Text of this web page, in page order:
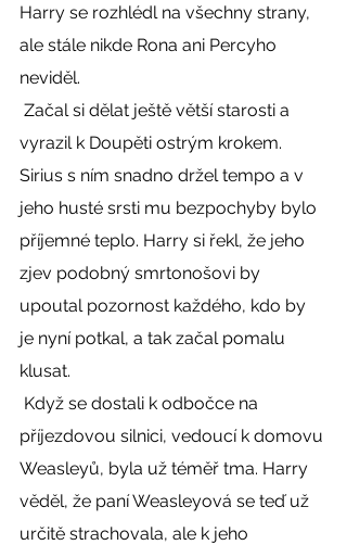
Harry se rozhlédl na všechny strany,
ale stále nikde Rona ani Percyho
neviděl.
vyrazil k Doupěti ostrým krokem.
Sirius s ním snadno držel tempo a v
jeho husté srsti mu bezpochyby bylo
příjemné teplo. Harry si řekl, že jeho
zjev podobný smrtonošovi by
upoutal pozornost každého, kdo by
je nyní potkal, a tak začal pomalu
klusat.
příjezdovou silnici, vedoucí k domovu
Weasleyů, byla už téměř tma. Harry
věděl, že paní Weasleyová se teď už
určitě strachovala, ale k jeho